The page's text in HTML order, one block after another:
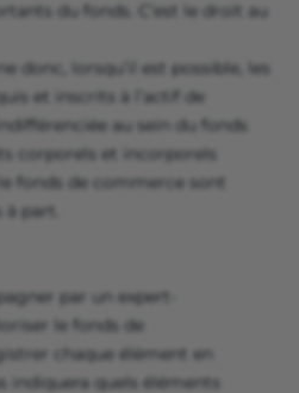
du fonds. C’est le droit au
donc, lorsqu’il est possible, les
et inscrits à l’actif de
au sein du fonds
corporels et incorporels
fonds de commerce sont
part.
par un expert-
le fonds de
chaque élément en
indiquera quels éléments